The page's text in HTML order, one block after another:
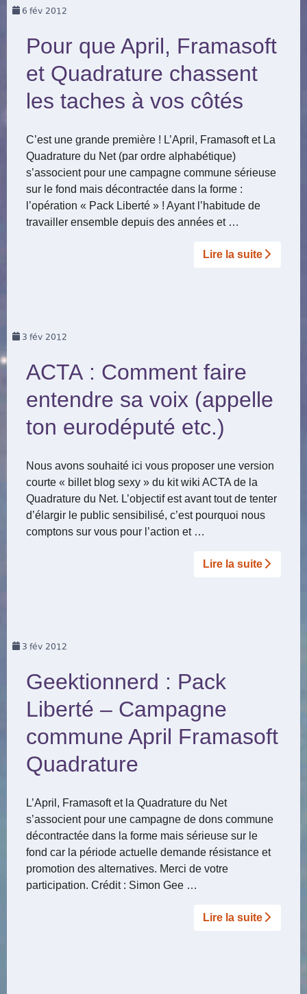
6 fév 2012
Pour que April, Framasoft
et Quadrature chassent
les taches à vos côtés
C’est une grande première ! L’April, Framasoft et La
Quadrature du Net (par ordre alphabétique)
s’associent pour une campagne commune sérieuse
sur le fond mais décontractée dans la forme :
l’opération « Pack Liberté » ! Ayant l’habitude de
travailler ensemble depuis des années et …
Lire la suite­­
3 fév 2012
ACTA : Comment faire
entendre sa voix (appelle
ton eurodéputé etc.)
Nous avons souhaité ici vous proposer une version
courte « billet blog sexy » du kit wiki ACTA de la
Quadrature du Net. L’objectif est avant tout de tenter
d’élargir le public sensibilisé, c’est pourquoi nous
comptons sur vous pour l’action et …
Lire la suite­­
3 fév 2012
Geektionnerd : Pack
Liberté – Campagne
commune April Framasoft
Quadrature
L’April, Framasoft et la Quadrature du Net
s’associent pour une campagne de dons commune
décontractée dans la forme mais sérieuse sur le
fond car la période actuelle demande résistance et
promotion des alternatives. Merci de votre
participation. Crédit : Simon Gee …
Lire la suite­­